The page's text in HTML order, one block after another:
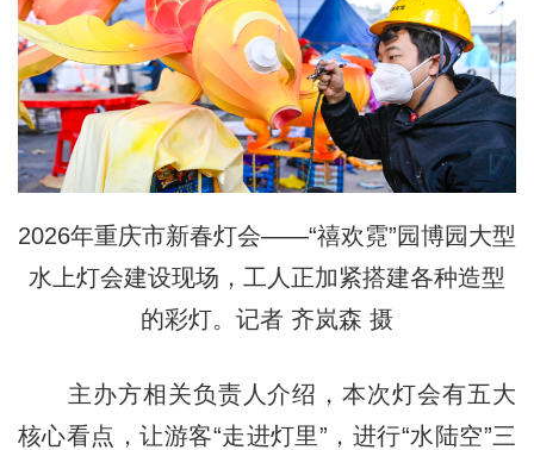
2026年重庆市新春灯会——“禧欢霓”园博园大型
水上灯会建设现场，工人正加紧搭建各种造型
的彩灯。记者 齐岚森 摄
主办方相关负责人介绍，本次灯会有五大
核心看点，让游客“走进灯里”，进行“水陆空”三